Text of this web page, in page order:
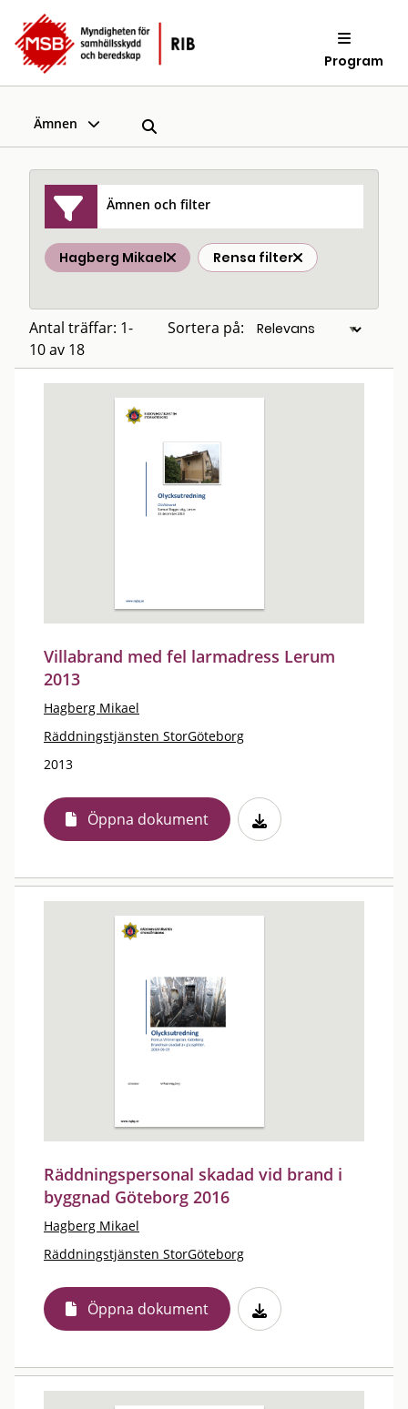
Program
Ämnen
Ämnen och filter
Hagberg Mikael Rensa filter
Antal träffar: 1-
10 av 18
Sortera på:
Villabrand med fel larmadress Lerum
2013
Hagberg Mikael
Räddningstjänsten StorGöteborg
2013
Öppna dokument
Räddningspersonal skadad vid brand i
byggnad Göteborg 2016
Hagberg Mikael
Räddningstjänsten StorGöteborg
Öppna dokument